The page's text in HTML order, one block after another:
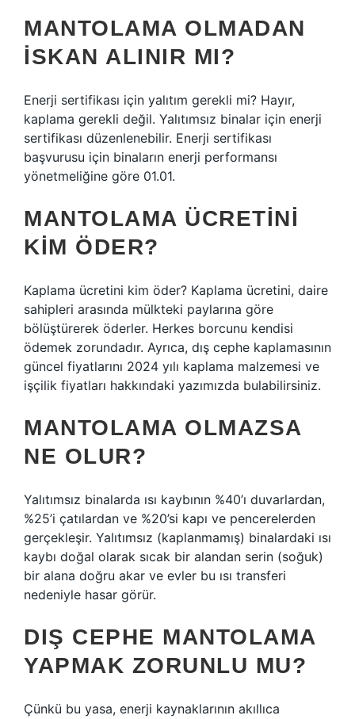
MANTOLAMA OLMADAN
ISKAN ALINIR MI?
Enerji sertifikası için yalıtım gerekli mi? Hayır,
kaplama gerekli değil. Yalıtımsız binalar için enerji
sertifikası düzenlenebilir. Enerji sertifikası
başvurusu için binaların enerji performansı
yönetmeliğine göre 01.01.
MANTOLAMA ÜCRETINI
KIM ÖDER?
Kaplama ücretini kim öder? Kaplama ücretini, daire
sahipleri arasında mülkteki paylarına göre
bölüştürerek öderler. Herkes borcunu kendisi
ödemek zorundadır. Ayrıca, dış cephe kaplamasının
güncel fiyatlarını 2024 yılı kaplama malzemesi ve
işçilik fiyatları hakkındaki yazımızda bulabilirsiniz.
MANTOLAMA OLMAZSA
NE OLUR?
Yalıtımsız binalarda ısı kaybının %40’ı duvarlardan,
%25’i çatılardan ve %20’si kapı ve pencerelerden
gerçekleşir. Yalıtımsız (kaplanmamış) binalardaki ısı
kaybı doğal olarak sıcak bir alandan serin (soğuk)
bir alana doğru akar ve evler bu ısı transferi
nedeniyle hasar görür.
DIŞ CEPHE MANTOLAMA
YAPMAK ZORUNLU MU?
Çünkü bu yasa, enerji kaynaklarının akıllıca